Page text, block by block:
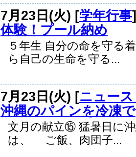
7月23日(火) [学年行事
体験！プール納め
５年生 自分の命を守
ら自己の生命を守る...
7月23日(火) [ニュー
沖縄のパインを冷凍で
文月の献立⑮ 猛暑日
は、 ご飯、肉団子...